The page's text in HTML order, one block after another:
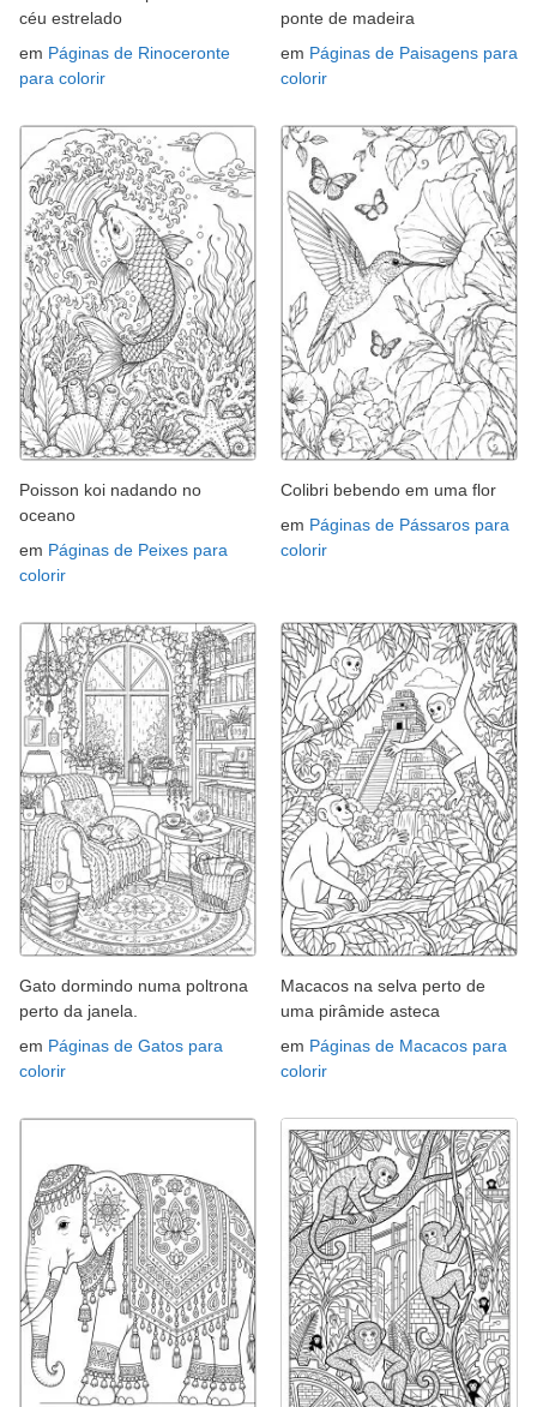
céu estrelado
em Páginas de Rinoceronte
para colorir
ponte de madeira
em Páginas de Paisagens para
colorir
Poisson koi nadando no
oceano
em Páginas de Peixes para
colorir
Colibri bebendo em uma flor
em Páginas de Pássaros para
colorir
Gato dormindo numa poltrona
perto da janela.
em Páginas de Gatos para
colorir
Macacos na selva perto de
uma pirâmide asteca
em Páginas de Macacos para
colorir